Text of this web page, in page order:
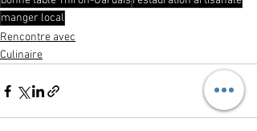
manger local
Rencontre avec
Culinaire